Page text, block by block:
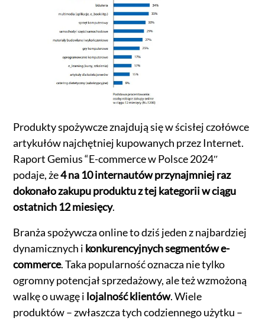
Produkty spożywcze znajdują się w ścisłej czołówce
artykułów najchętniej kupowanych przez Internet.
Raport Gemius “E-commerce w Polsce 2024″
podaje, że4 na 10 internautów przynajmniej raz
dokonało zakupu produktu z tej kategorii w ciągu
ostatnich 12 miesięcy.
Branża spożywcza online to dziś jeden z najbardziej
dynamicznych i konkurencyjnych segmentów e-
commerce. Taka popularność oznacza nie tylko
ogromny potencjał sprzedażowy, ale też wzmożoną
walkę o uwagę i lojalność klientów. Wiele
produktów – zwłaszcza tych codziennego użytku –